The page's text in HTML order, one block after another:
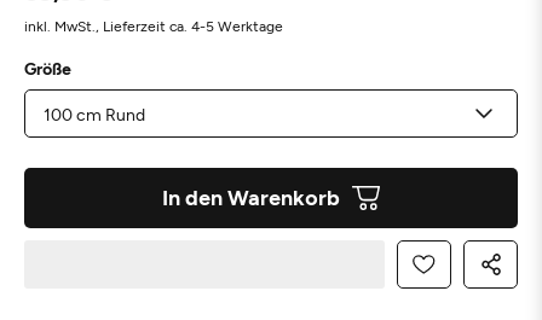
inkl. MwSt., Lieferzeit ca. 4-5 Werktage
Größe
In den Warenkorb